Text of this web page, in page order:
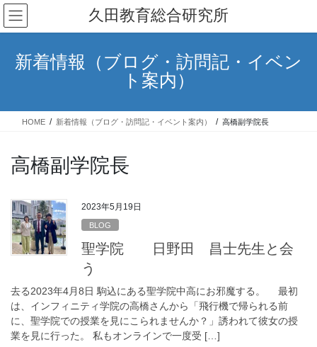
コ
ン
テ
キ
ナ
ビ
ゲ
に
久田教育総合研究所
新着情報（ブログ・訪問記・イベン
ト案内）
HOME 新着情報（ブログ・訪問記・イベント案内） 高橋副学院長
高橋副学院長
2023年5月19日
BLOG
聖学院 日野田 昌士先生と会
う
去る2023年4月8日 駒込にある聖学院中高にお邪魔する。 最初
は、インフィニティ学院の高橋さんから「飛行機で帰られる前
に、聖学院での授業を見にこられませんか？」誘われて彼女の授
業を見に行った。 私もオンラインで一度受 […]